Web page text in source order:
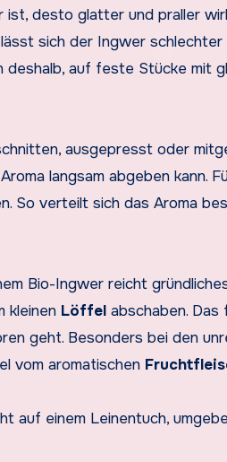
desto glatter und praller
sich der Ingwer
deshalb, auf feste Stücke mit
ausgepresst oder
langsam abgeben kann.
So verteilt sich das Aroma
Bio-Ingwer reicht
kleinen Löffel abschaben.
geht. Besonders bei den
vom aromatischen